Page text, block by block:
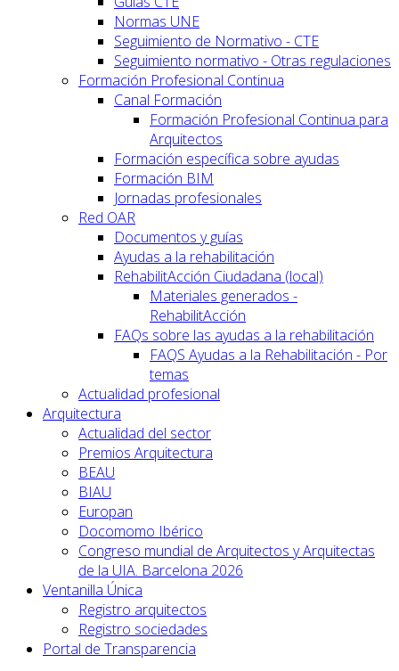
Normas UNE
Seguimiento de Normativo - CTE
Seguimiento normativo - Otras regulaciones
Formación Profesional Continua
Canal Formación
Formación Profesional Continua para
Arquitectos
Formación específica sobre ayudas
Formación BIM
Jornadas profesionales
Red OAR
Documentos y guías
Ayudas a la rehabilitación
RehabilitAcción Ciudadana (local)
Materiales generados -
RehabilitAcción
FAQs sobre las ayudas a la rehabilitación
FAQS Ayudas a la Rehabilitación - Por
temas
Actualidad profesional
Arquitectura
Actualidad del sector
Premios Arquitectura
BEAU
BIAU
Europan
Docomomo Ibérico
Congreso mundial de Arquitectos y Arquitectas
de la UIA. Barcelona 2026
Ventanilla Única
Registro arquitectos
Registro sociedades
Portal de Transparencia